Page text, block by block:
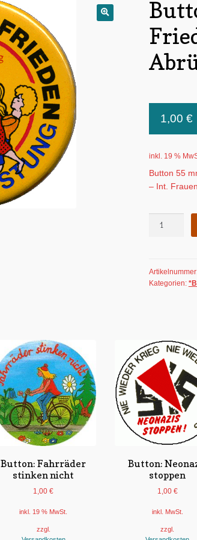
1,00€
inkl. 19 %
Button 55
– Int.
durch
Abrüstung
Kategorien:
Button: Fahrräder
stinken nicht
1,00€
inkl. 19 % MwSt.
zzgl.
Button:
stoppen
1,00 €
inkl. MwSt.
zzgl.